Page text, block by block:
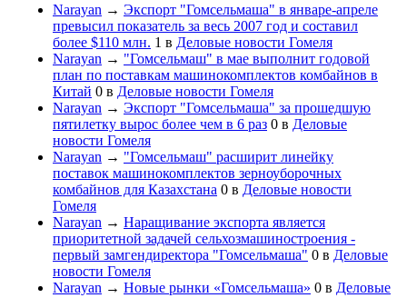
Narayan → Экспорт "Гомсельмаша" в январе-апреле
превысил показатель за весь 2007 год и составил
более $110 млн. 1 в Деловые новости Гомеля
Narayan → "Гомсельмаш" в мае выполнит годовой
план по поставкам машинокомплектов комбайнов в
Китай 0 в Деловые новости Гомеля
Narayan → Экспорт "Гомсельмаша" за прошедшую
пятилетку вырос более чем в 6 раз 0 в Деловые
новости Гомеля
Narayan → "Гомсельмаш" расширит линейку
поставок машинокомплектов зерноуборочных
комбайнов для Казахстана 0 в Деловые новости
Гомеля
Narayan → Наращивание экспорта является
приоритетной задачей сельхозмашиностроения -
первый замгендиректора "Гомсельмаша" 0 в Деловые
новости Гомеля
Narayan → Новые рынки «Гомсельмаша» 0 в Деловые